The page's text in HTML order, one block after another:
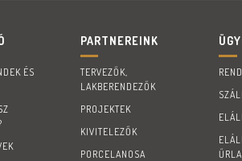
ÉS
PARTNEREINK
TERVEZŐK,
LAKBERENDEZŐK
PROJEKTEK
KIVITELEZŐK
PORCELANOSA